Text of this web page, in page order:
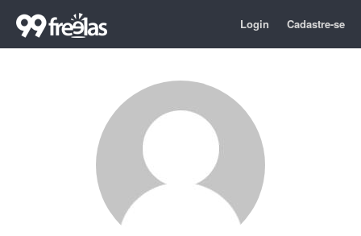
Login Cadastre-se